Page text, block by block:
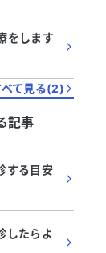
をします
べて見る(2)
記事
する目安
したらよ